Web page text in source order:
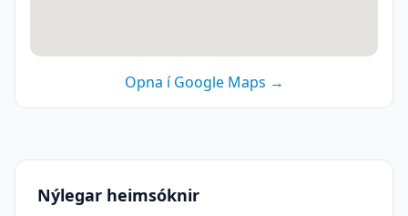
Opna í Google Maps →
Nýlegar heimsóknir